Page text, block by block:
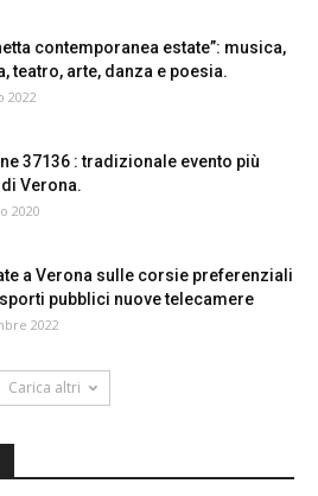
contemporanea estate”: musica,
teatro, arte, danza e poesia.
2022
37136 : tradizionale evento più
Verona.
2020
a Verona sulle corsie preferenziali
pubblici nuove telecamere
2022
Carica altri